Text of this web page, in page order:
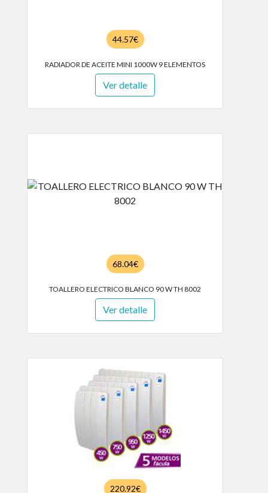
44.57€
RADIADOR DE ACEITE MINI 1000W 9 ELEMENTOS
Ver detalle
68.04€
TOALLERO ELECTRICO BLANCO 90 W TH 8002
Ver detalle
220.92€